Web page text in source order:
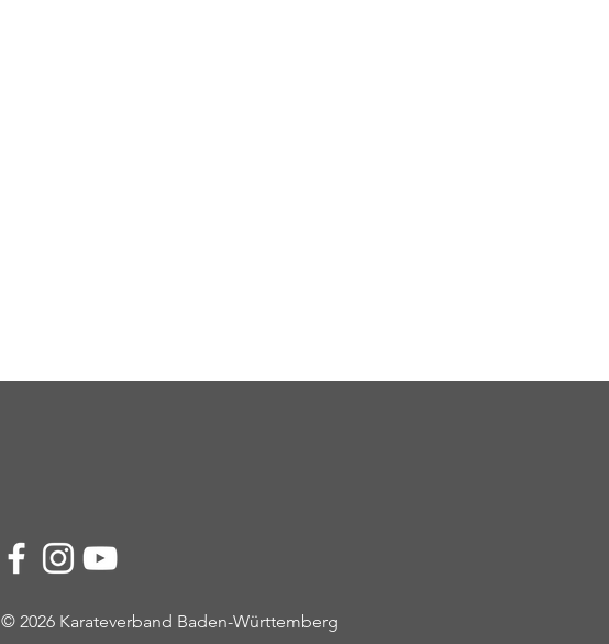
Kinder-Förder-Training in
Kombination mit den DKV-Kara-
© 2026 Karateverband Baden-Württemberg